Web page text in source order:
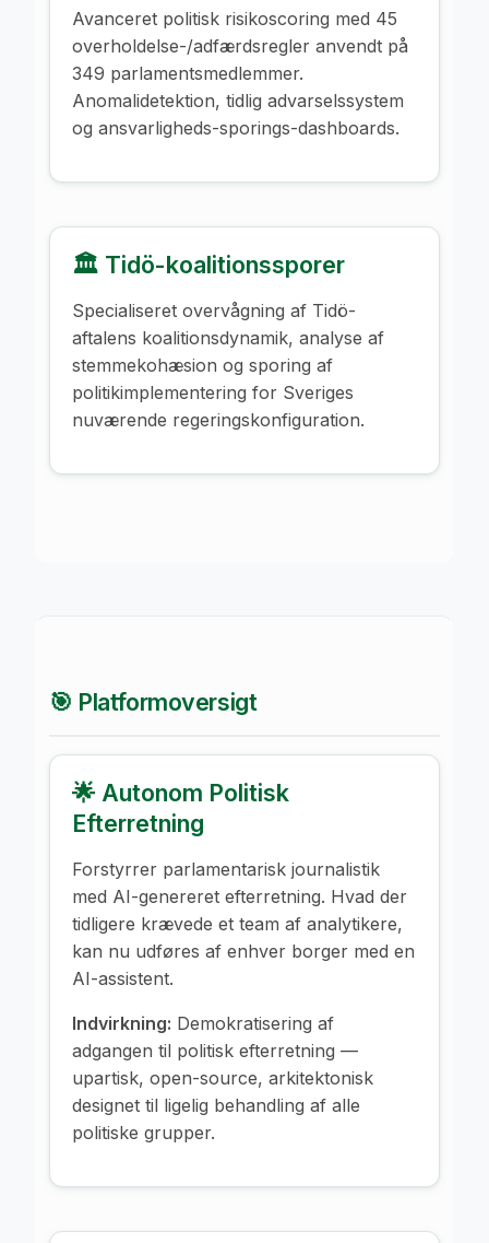
Avanceret politisk risikoscoring med 45
overholdelse-/adfærdsregler anvendt på
349 parlamentsmedlemmer.
Anomalidetektion, tidlig advarselssystem
og ansvarligheds-sporings-dashboards.
🏛️ Tidö-koalitionssporer
Specialiseret overvågning af Tidö-
aftalens koalitionsdynamik, analyse af
stemmekohæsion og sporing af
politikimplementering for Sveriges
nuværende regeringskonfiguration.
🎯 Platformoversigt
🌟 Autonom Politisk
Efterretning
Forstyrrer parlamentarisk journalistik
med AI-genereret efterretning. Hvad der
tidligere krævede et team af analytikere,
kan nu udføres af enhver borger med en
AI-assistent.
Indvirkning: Demokratisering af
adgangen til politisk efterretning —
upartisk, open-source, arkitektonisk
designet til ligelig behandling af alle
politiske grupper.